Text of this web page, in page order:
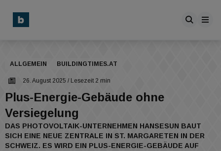
ALLGEMEIN BUILDINGTIMES.AT
26. August 2025 / Lesezeit 2 min
Plus-Energie-Gebäude ohne
Versiegelung
DAS PHOTOVOLTAIK-UNTERNEHMEN HANSESUN BAUT
SICH EINE NEUE ZENTRALE IN ST. MARGARETEN IN DER
SCHWEIZ. ES WIRD EIN PLUS-ENERGIE-GEBÄUDE AUF